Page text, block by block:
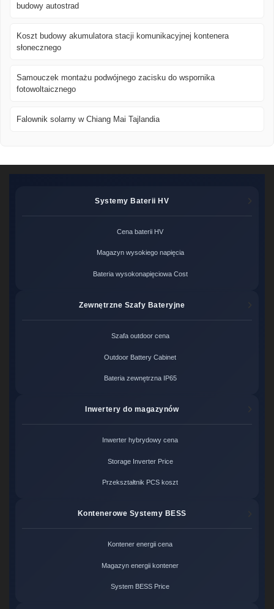
budowy autostrad
Koszt budowy akumulatora stacji komunikacyjnej kontenera
słonecznego
Samouczek montażu podwójnego zacisku do wspornika
fotowoltaicznego
Falownik solarny w Chiang Mai Tajlandia
Systemy Baterii HV
Cena baterii HV
Magazyn wysokiego napięcia
Bateria wysokonapięciowa Cost
Zewnętrzne Szafy Bateryjne
Szafa outdoor cena
Outdoor Battery Cabinet
Bateria zewnętrzna IP65
Inwertery do magazynów
Inwerter hybrydowy cena
Storage Inverter Price
Przekształtnik PCS koszt
Kontenerowe Systemy BESS
Kontener energii cena
Magazyn energii kontener
System BESS Price